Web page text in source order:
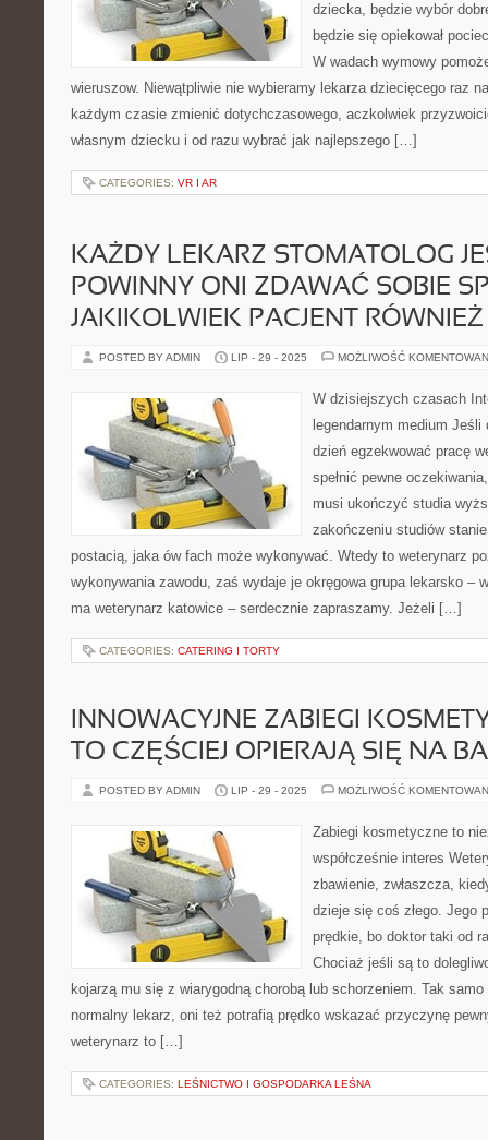
dziecka, będzie wybór
będzie się opiekował
W wadach wymowy
wieruszow. Niewątpliwie nie wybieramy lekarza dziecięcego raz
każdym czasie zmienić dotychczasowego, aczkolwiek
własnym dziecku i od razu wybrać jak najlepszego […]
CATEGORIES: VR I AR
KAŻDY LEKARZ STOMATOLOG
POWINNY ONI ZDAWAĆ SOBIE
JAKIKOLWIEK PACJENT RÓWNIEŻ
POSTED BY ADMIN LIP - 29 - 2025 MOŻLIWOŚĆ
W dzisiejszych czasach
legendarnym medium
dzień egzekwować pracę
spełnić pewne
musi ukończyć studia
zakończeniu studiów
postacią, jaka ów fach może wykonywać. Wtedy to weterynarz
wykonywania zawodu, zaś wydaje je okręgowa grupa lekarsko –
ma weterynarz katowice – serdecznie zapraszamy. Jeżeli […]
CATEGORIES: CATERING I TORTY
INNOWACYJNE ZABIEGI
TO CZĘŚCIEJ OPIERAJĄ SIĘ NA
POSTED BY ADMIN LIP - 29 - 2025 MOŻLIWOŚĆ
Zabiegi kosmetyczne to
współcześnie interes
zbawienie, zwłaszcza,
dzieje się coś złego. Jego
prędkie, bo doktor taki od
Chociaż jeśli są to
kojarzą mu się z wiarygodną chorobą lub schorzeniem. Tak
normalny lekarz, oni też potrafią prędko wskazać przyczynę
weterynarz to […]
CATEGORIES: LEŚNICTWO I GOSPODARKA LEŚNA